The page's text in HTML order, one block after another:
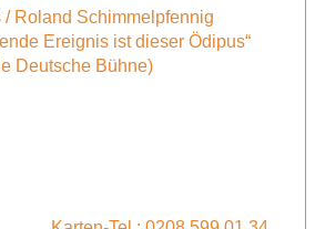
/ Roland Schimmelpfennig
Ereignis ist dieser Ödipus“
Deutsche Bühne)